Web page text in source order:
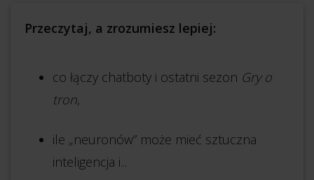
Przeczytaj, a zrozumiesz lepiej:
co łączy chatboty i ostatni sezon Gry o
tron,
ile „neuronów” może mieć sztuczna
inteligencja i...